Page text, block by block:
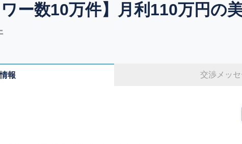
ー数10万件】月利110万円の
報 交渉メッ